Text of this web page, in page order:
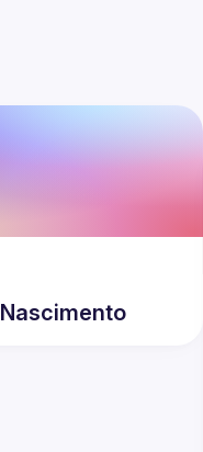
Nascimento